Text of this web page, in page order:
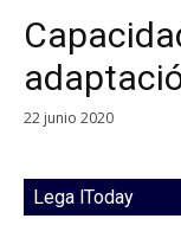
22 junio 2020
Lega lToday